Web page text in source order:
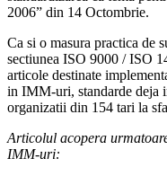
2006” din 14 Octombrie.
Ca si o masura practica de
sectiunea ISO 9000 / ISO
articole destinate
in IMM-uri, standarde deja
organizatii din 154 tari la
Articolul acopera
IMM-uri: